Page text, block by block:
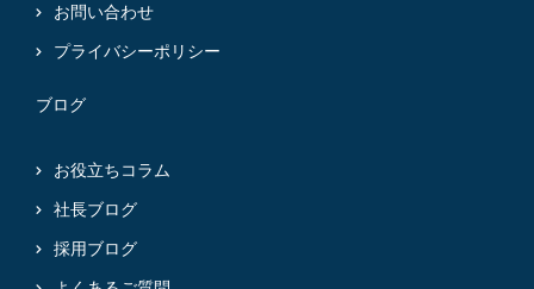
お問い合わせ
プライバシーポリシー
ブログ
お役立ちコラム
社長ブログ
採用ブログ